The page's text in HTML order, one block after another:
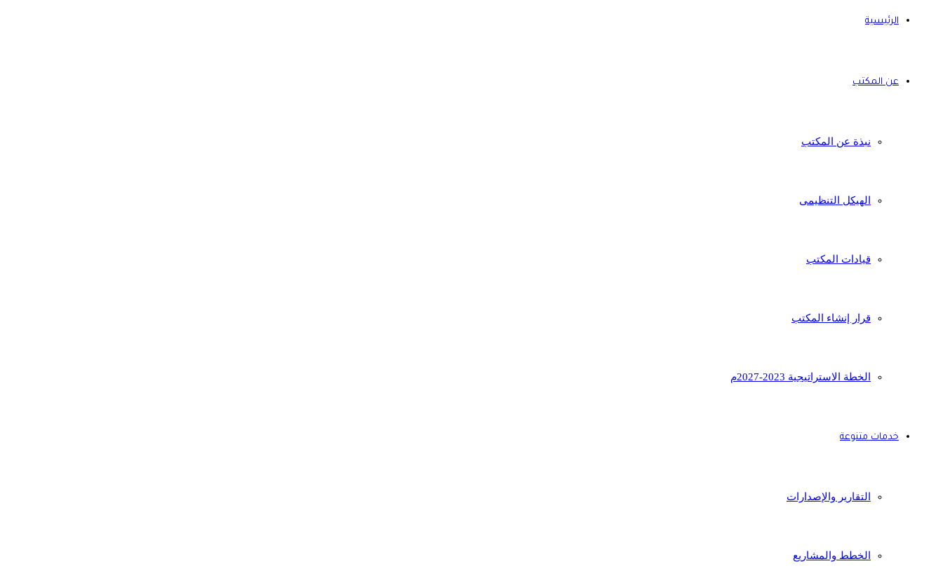
الرئيسية
عن المكتب
نبذة عن المكتب
الهيكل التنظيمى
قيادات المكتب
قرار إنشاء المكتب
الخطة الاستراتيجية 2023-2027م
خدمات متنوعة
التقارير والإصدارات
الخطط والمشاريع